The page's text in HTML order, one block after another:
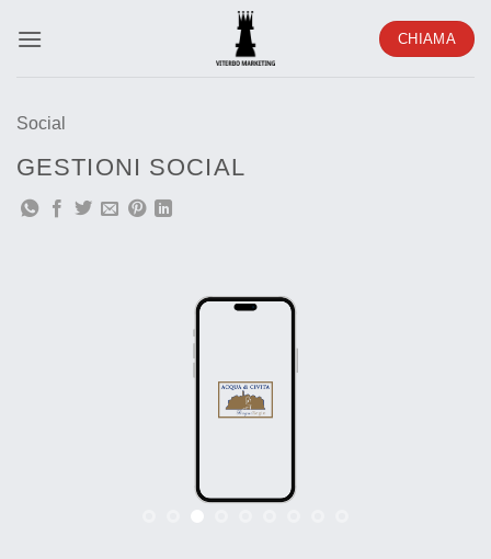
CHIAMA
Social
GESTIONI SOCIAL